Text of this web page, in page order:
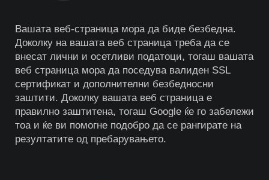
Вашата веб-страница мора да биде безбедна.
Доколку на вашата веб страница треба да се
внесат лични и осетливи податоци, тогаш вашата
веб страница мора да поседува валиден SSL
сертификат и дополнителни безбедносни
заштити. Доколку вашата веб страница е
правилно заштитена, тогаш Google ќе го забележи
тоа и ќе ви помогне подобро да се рангирате на
резултатите од пребарувањето.